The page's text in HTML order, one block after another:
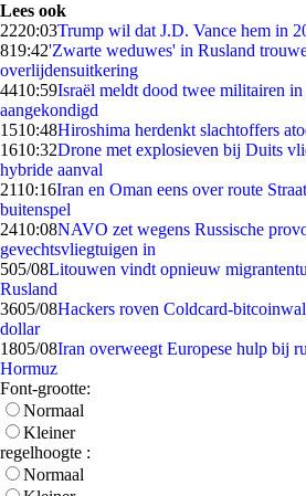
Lees ook
2220:03Trump wil dat J.D. Vance hem in
819:42'Zwarte weduwes' in Rusland
overlijdensuitkering
4410:59Israël meldt dood twee militairen
aangekondigd
1510:48Hiroshima herdenkt slachtoffers
1610:32Drone met explosieven bij Duits
hybride aanval
2110:16Iran en Oman eens over route
buitenspel
2410:08NAVO zet wegens Russische
gevechtsvliegtuigen in
505/08Litouwen vindt opnieuw
Rusland
3605/08Hackers roven Coldcard-
dollar
1805/08Iran overweegt Europese hulp bij
Hormuz
Font-grootte:
Normaal
Kleiner
regelhoogte :
Normaal